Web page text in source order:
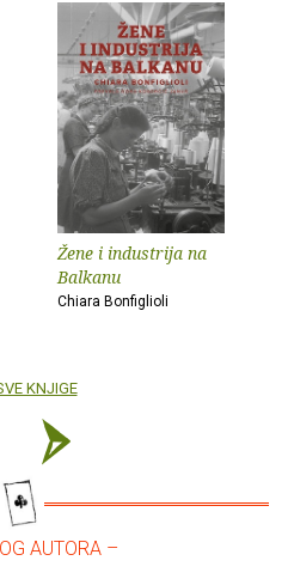
Žene i industrija na
Balkanu
Chiara Bonfiglioli
KNJIGE
AUTORA –